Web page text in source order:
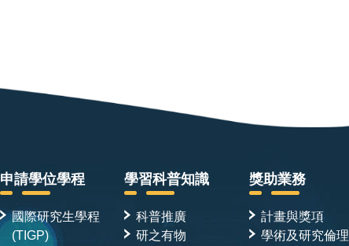
申請學位學程
國際研究生學程
(TIGP)
學習科普知識
科普推廣
研之有物
獎助業務
計畫與獎項
學術及研究倫理